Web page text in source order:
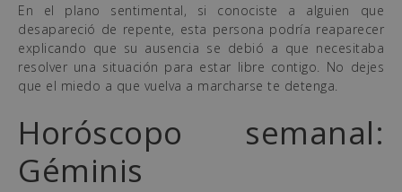
En el plano sentimental, si conociste a alguien que
desapareció de repente, esta persona podría reaparecer
explicando que su ausencia se debió a que necesitaba
resolver una situación para estar libre contigo. No dejes
que el miedo a que vuelva a marcharse te detenga.
Horóscopo semanal:
Géminis